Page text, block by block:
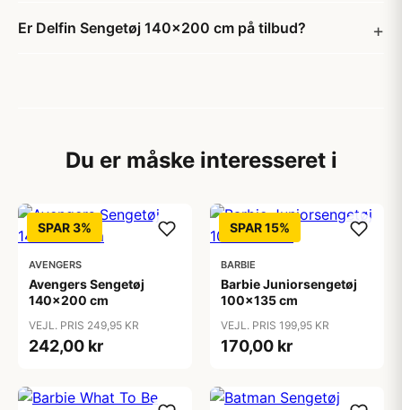
Er Delfin Sengetøj 140x200 cm på tilbud?
Du er måske interesseret i
SPAR 3%
AVENGERS
Avengers Sengetøj
140x200 cm
VEJL. PRIS 249,95 KR
242,00 kr
SPAR 15%
BARBIE
Barbie Juniorsengetøj
100x135 cm
VEJL. PRIS 199,95 KR
170,00 kr